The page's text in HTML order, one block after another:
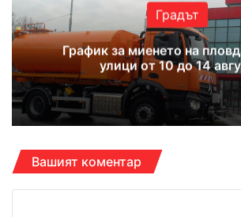
Градът
График за миенето на
улици от 10 до 14
Вашият коментар